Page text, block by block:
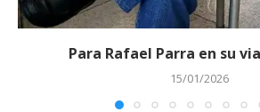
Para Rafael Parra en su
15/01/2026